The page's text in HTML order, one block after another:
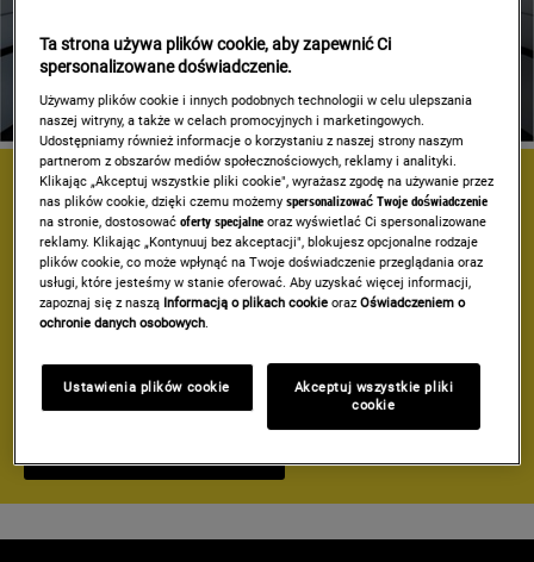
DOWIEDZ SIĘ WIĘCEJ O
URZĄDZENIU
Powiedz nam, którego urządzenia używasz, aby uzyskać
łatwy dostęp do instrukcji obsługi, najczęściej
rezerwacji wizyty serwisowej.
Ta strona używa plików cookie, aby zapewnić Ci
spersonalizowane doświadczenie.
Używamy plików cookie i innych podobnych technologii w celu ulepszania
naszej witryny, a także w celach promocyjnych i marketingowych.
Udostępniamy również informacje o korzystaniu z naszej strony naszym
partnerom z obszarów mediów społecznościowych, reklamy i analityki.
Klikając „Akceptuj wszystkie pliki cookie", wyrażasz zgodę na używanie przez
nas plików cookie, dzięki czemu możemyspersonalizować Twoje doświadczenie
na stronie, dostosowaćoferty specjalne oraz wyświetlać Ci spersonalizowane
reklamy. Klikając „Kontynuuj bez akceptacji", blokujesz opcjonalne rodzaje
plików cookie, co może wpłynąć na Twoje doświadczenie przeglądania oraz
usługi, które jesteśmy w stanie oferować. Aby uzyskać więcej informacji,
zapoznaj się z naszą Informacją o plikach cookie orazOświadczeniem o
ochronie danych osobowych
Ustawienia plików cookie
Akceptuj wszystkie pliki
cookie